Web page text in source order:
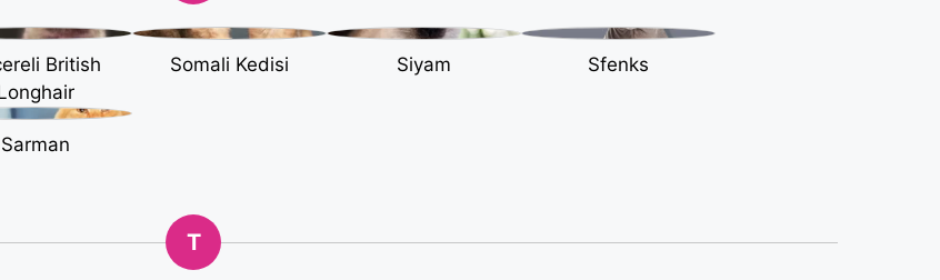
British
Somali Kedisi Siyam Sfenks
Sarman
T